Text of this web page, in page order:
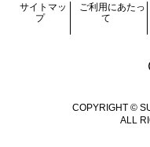
COPYRIGHT ©
ALL
サイトマッ
プ
ご利用にあたっ
て